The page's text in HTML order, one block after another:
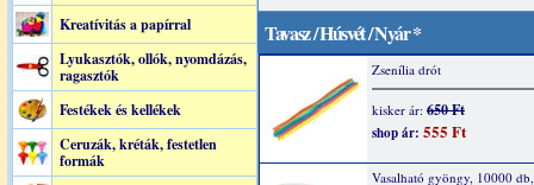
Kreatívitás a papírral
Lyukasztók, ollók, nyomdázás,
ragasztók
Festékek és kellékek
Ceruzák, kréták, festetlen
formák
Tavasz / Húsvét / Nyár *
Zsenília drót
kisker ár: 650 Ft
shop ár: 555 Ft
Vasalható gyöngy, 10000